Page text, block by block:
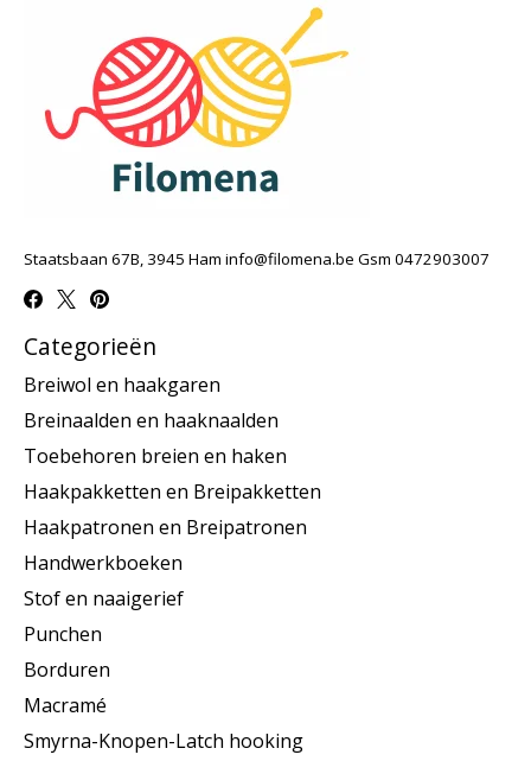
Staatsbaan 67B, 3945 Ham info@filomena.be Gsm 0472903007
Categorieën
Breiwol en haakgaren
Breinaalden en haaknaalden
Toebehoren breien en haken
Haakpakketten en Breipakketten
Haakpatronen en Breipatronen
Handwerkboeken
Stof en naaigerief
Punchen
Borduren
Macramé
Smyrna-Knopen-Latch hooking